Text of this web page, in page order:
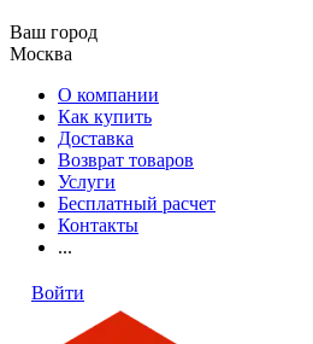
Ваш город
Москва
О компании
Как купить
Доставка
Возврат товаров
Услуги
Бесплатный расчет
Контакты
...
Войти